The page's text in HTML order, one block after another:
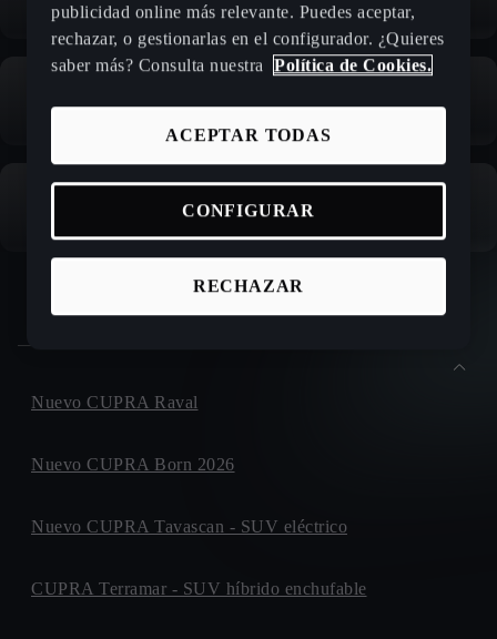
Nuevo CUPRA Raval
Nuevo CUPRA Born 2026
Nuevo CUPRA Tavascan - SUV eléctrico
CUPRA Terramar - SUV híbrido enchufable
publicidad online más relevante. Puedes aceptar,
rechazar, o gestionarlas en el configurador. ¿Quieres
saber más? Consulta nuestra
Política de Cookies.
RECHAZAR
ACEPTAR TODAS
CONFIGURAR